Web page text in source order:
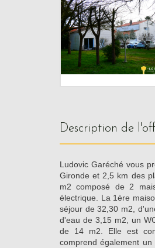
description de
Ludovic Garéché vous
Gironde et 2,5 km des
m2 composé de 2
électrique. La 1ère
séjour de 32,30 m2,
d'eau de 3,15 m2, un
de 14 m2. Elle est
comprend également